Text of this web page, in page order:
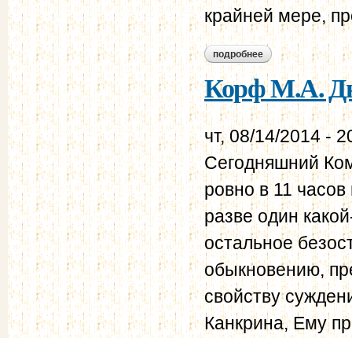
крайней мере,
подробнее о корф м.а.
Корф М.А.
чт, 08/14/2014 -
Сегодняшний
ровно в 11
разве один
остальное
обыкновению,
свойству
Канкрина, Ему